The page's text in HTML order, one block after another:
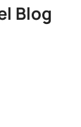
Blog